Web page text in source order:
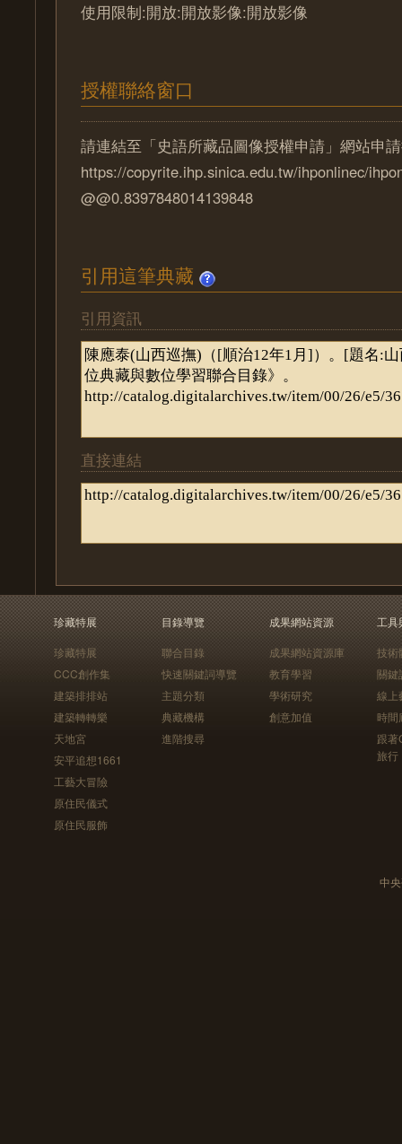
使用限制:開放:開放影像:開放影像
授權聯絡窗口
請連結至「史語所藏品圖像授權申請」網站申
https://copyrite.ihp.sinica.edu.tw/ihponlinec/
@@0.8397848014139848
引用這筆典藏
引用資訊
直接連結
珍藏特展
珍藏特展
CCC創作集
建築排排站
建築轉轉樂
天地宮
安平追想1661
工藝大冒險
原住民儀式
原住民服飾
目錄導覽
聯合目錄
快速關鍵詞導覽
主題分類
典藏機構
進階搜尋
成果網站資源
成果網站資源庫
教育學習
學術研究
創意加值
工具
技術
關鍵
線上
時間
跟
旅行
中